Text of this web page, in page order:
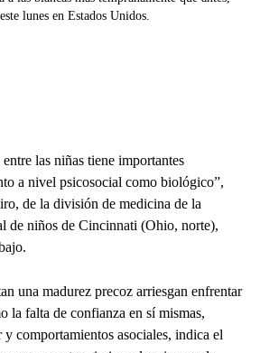
lunes en Estados Unidos.
las niñas tiene importantes
a nivel psicosocial como biológico”,
de la división de medicina de la
de niños de Cincinnati (Ohio, norte),
una madurez precoz arriesgan enfrentar
la falta de confianza en sí mismas,
y comportamientos asociales, indica el